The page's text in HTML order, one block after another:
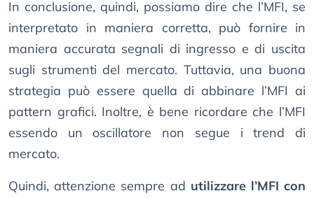
In conclusione, quindi, possiamo dire che l’MFI, se
interpretato in maniera corretta, può fornire in
maniera accurata segnali di ingresso e di uscita
sugli strumenti del mercato. Tuttavia, una buona
strategia può essere quella di abbinare l’MFI ai
pattern grafici. Inoltre, è bene ricordare che l’MFI
essendo un oscillatore non segue i trend di
mercato.
Quindi, attenzione sempre ad utilizzare l’MFI con